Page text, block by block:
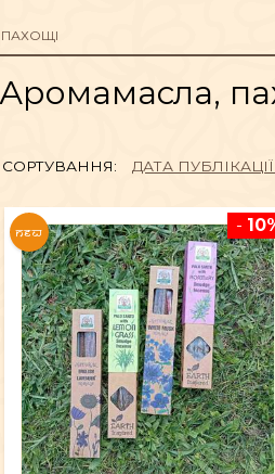
ПАХОЩІ
Аромамасла,
СОРТУВАННЯ: ДАТА ПУБЛІКАЦІЇ
-
NEW